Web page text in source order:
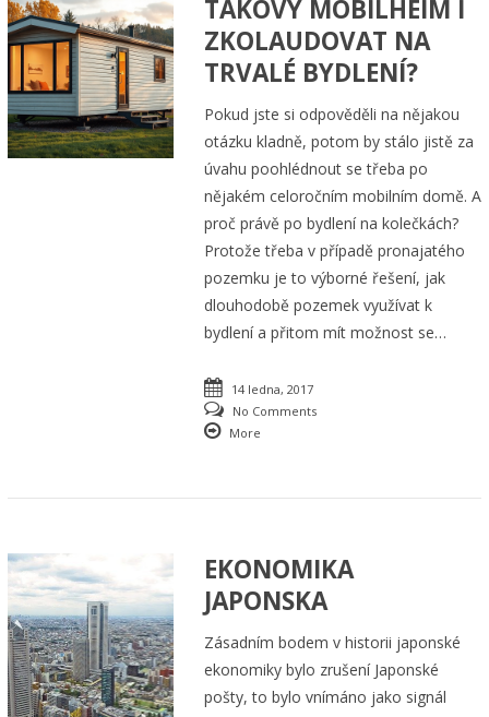
TAKOVÝ MOBILHEIM I
ZKOLAUDOVAT NA
TRVALÉ BYDLENÍ?
Pokud jste si odpověděli na nějakou
otázku kladně, potom by stálo jistě za
úvahu poohlédnout se třeba po
nějakém celoročním mobilním domě. A
proč právě po bydlení na kolečkách?
Protože třeba v případě pronajatého
pozemku je to výborné řešení, jak
dlouhodobě pozemek využívat k
bydlení a přitom mít možnost se…
14 ledna, 2017
No Comments
More
EKONOMIKA
JAPONSKA
Zásadním bodem v historii japonské
ekonomiky bylo zrušení Japonské
pošty, to bylo vnímáno jako signál